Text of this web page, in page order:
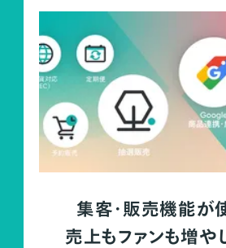
集客・販売機能が
売上もファンも増や